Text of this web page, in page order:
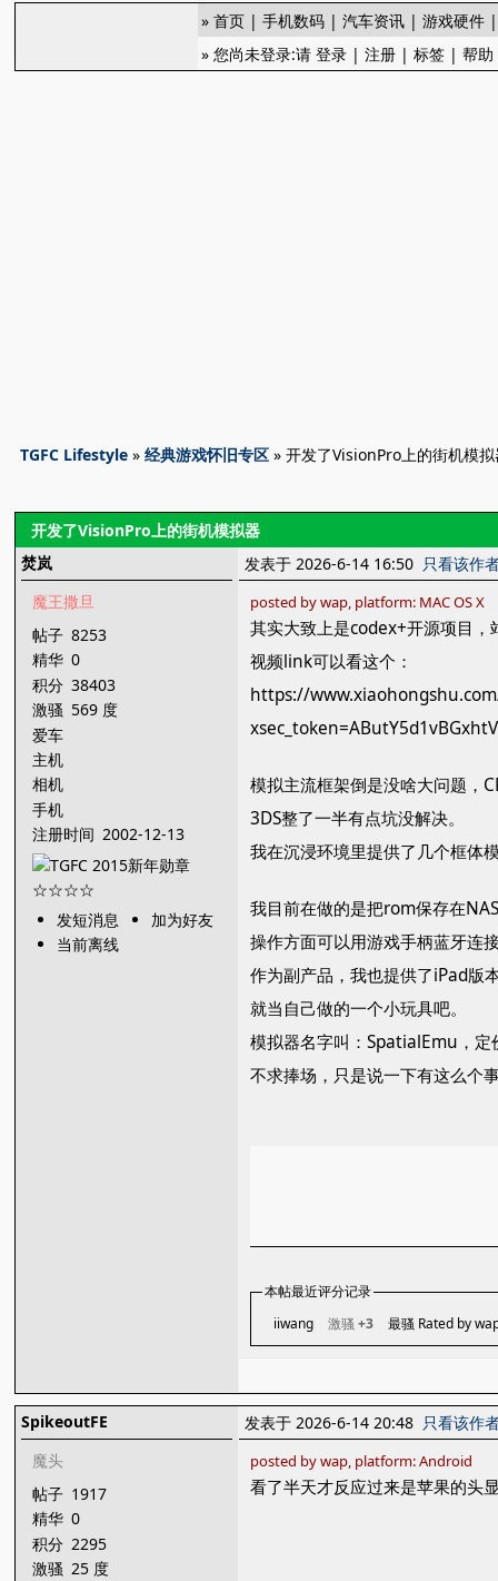
»首页 |手机数码 |汽车资讯 |游戏硬件
» 您尚未登录:请登录 |注册 |标签 |帮助
TGFC Lifestyle »经典游戏怀旧专区 » 开发了VisionPro上的街机模拟
开发了VisionPro上的街机模拟器
焚岚
魔王撒旦
帖子 8253
精华 0
积分 38403
激骚 569 度
爱车
主机
相机
手机
注册时间 2002-12-13
发短消息
加为好友
当前离线
发表于 2026-6-14 16:50 只看该作
posted by wap, platform: MAC OS X
其实大致上是codex+开源项目，
视频link可以看这个：
https://
模拟主流框架倒是没啥大问题，
3DS整了一半有点坑没解决。
我在沉浸环境里提供了几个框体
我目前在做的是把rom保存在
操作方面可以用游戏手柄蓝牙连
作为副产品，我也提供了iPad版
就当自己做的一个小玩具吧。
模拟器名字叫：SpatialEmu，定
不求捧场，只是说一下有这么个事
本帖最近评分记录
iiwang
激骚+3 最骚 Rated by
SpikeoutFE
魔头
帖子 1917
精华 0
积分 2295
激骚 25 度
发表于 2026-6-14 20:48 只看该作
posted by wap, platform: Android
看了半天才反应过来是苹果的头显